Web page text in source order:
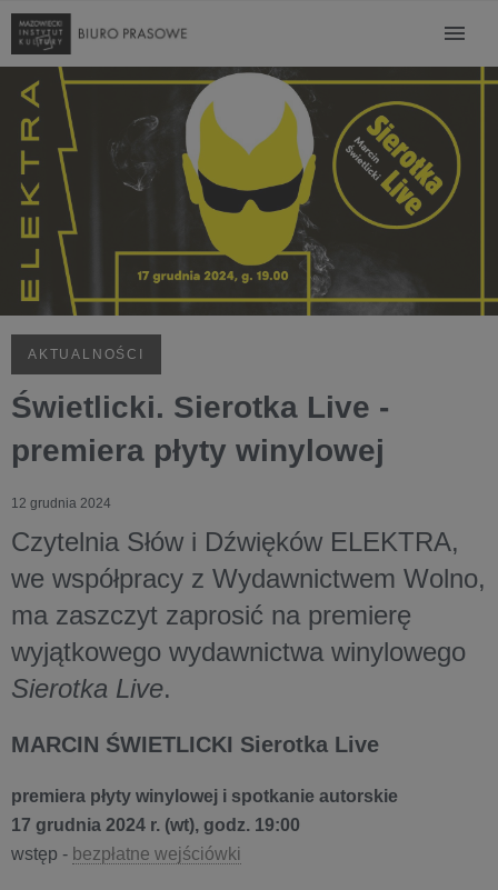
AKTUALNOŚCI
Świetlicki. Sierotka Live -
premiera płyty winylowej
12 grudnia 2024
Czytelnia Słów i Dźwięków ELEKTRA,
we współpracy z Wydawnictwem Wolno,
ma zaszczyt zaprosić na premierę
wyjątkowego wydawnictwa winylowego
Sierotka Live.
MARCIN ŚWIETLICKI Sierotka Live
premiera płyty winylowej i spotkanie autorskie
17 grudnia 2024 r. (wt), godz. 19:00
wstęp - bezpłatne wejściówki